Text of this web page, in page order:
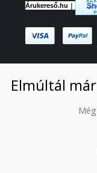
Árukereső.hu |
Elmúltál